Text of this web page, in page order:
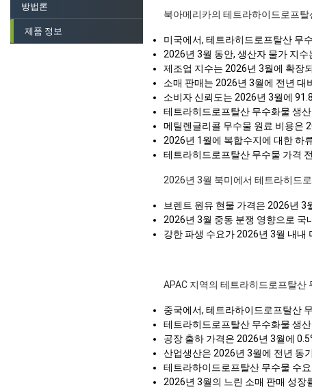
방법론
제품 정보
북아메리카의 테트라하이드로프탈
미국에서, 테트라히드로프탈산 무
2026년 3월 동안, 생산자 물가 지
제조업 지수는 2026년 3월에 확장
소매 판매는 2026년 3월에 전년 대
소비자 신뢰도는 2026년 3월에
테트라히드로프탈산 무수화물 생
메틸렌글리콜 무수물 원료 비용은
2026년 1월에 복합수지에 대한 하
테트라히드로프탈산 무수물 가격
2026년 3월 북미에서 테트라히드
브렌트 원유 현물 가격은 2026년 3
2026년 3월 중동 분쟁 영향으로 국
강한 파생 수요가 2026년 3월 내내
APAC 지역의 테트라히드로프탈산
중국에서, 테트라하이드로프탈산
테트라히드로프탈산 무수화물 생
공장 출하 가격은 2026년 3월에
산업생산은 2026년 3월에 전년 동
테트라하이드로프탈산 무수물 수
2026년 3월의 느린 소매 판매 성장